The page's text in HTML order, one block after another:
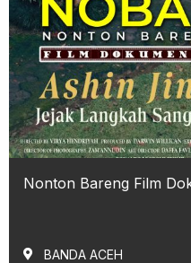
Nonton Bareng Film
BANDA ACEH